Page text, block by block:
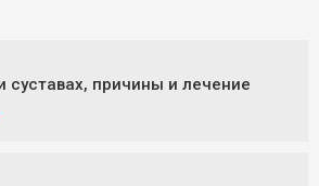
суставах, причины и лечение